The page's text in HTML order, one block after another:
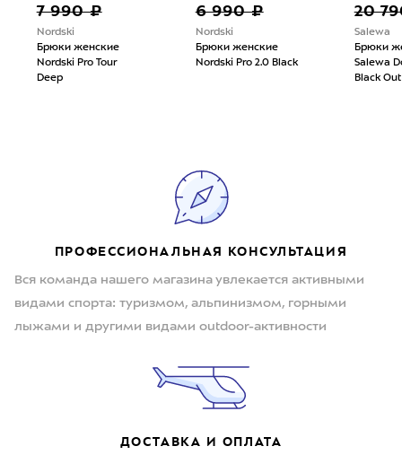
7 990 ₽
Nordski
Брюки женские
Nordski Pro Tour
Deep
6 990 ₽
Nordski
Брюки женские
Nordski Pro 2.0 Black
20
Salewa
Брюки
Salewa
Black Out
ПРОФЕССИОНАЛЬНАЯ КОНСУЛЬТАЦИЯ
Вся команда нашего магазина увлекается активными
видами спорта: туризмом, альпинизмом, горными
лыжами и другими видами outdoor-активности
ДОСТАВКА И ОПЛАТА